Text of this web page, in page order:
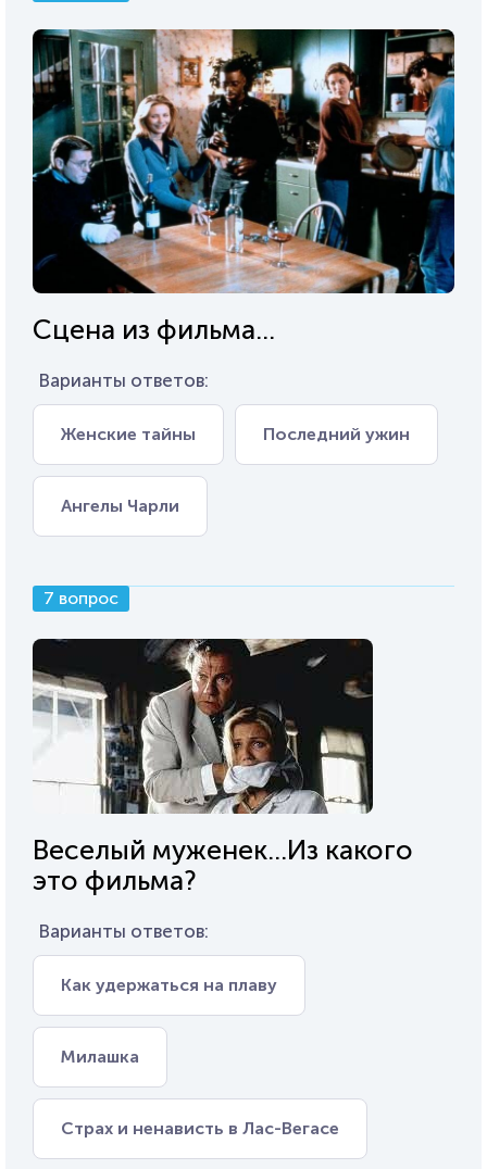
Сцена из фильма...
Варианты ответов:
Женские тайны Последний ужин
Ангелы Чарли
7 вопрос
Веселый муженек...Из какого
это фильма?
Варианты ответов:
Как удержаться на плаву
Милашка
Страх и ненависть в Лас-Вегасе